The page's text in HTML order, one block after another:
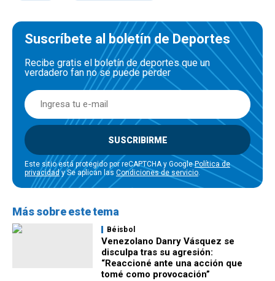
Suscríbete al boletín de Deportes
Recibe gratis el boletín de deportes que un
verdadero fan no se puede perder
SUSCRIBIRME
Este sitio está protegido por reCAPTCHA y GooglePolítica de
privacidady Se aplican las Condiciones de servicio.
Más sobre este tema
Béisbol
Venezolano Danry Vásquez se
disculpa tras su agresión:
“Reaccioné ante una acción que
tomé como provocación”